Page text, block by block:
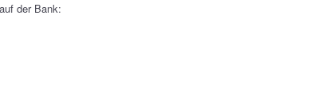
der Bank: